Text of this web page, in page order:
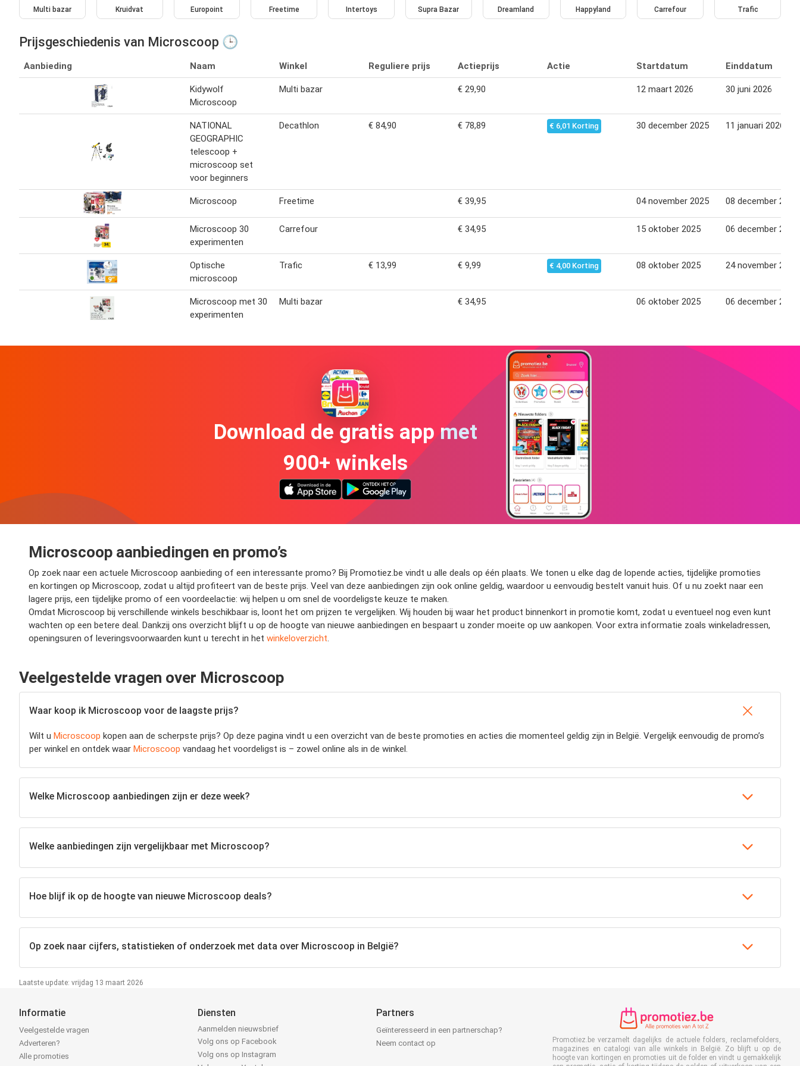
Multi bazar Kruidvat Europoint Freetime Intertoys Supra Bazar Dreamland Happyland Carrefour Trafic
Prijsgeschiedenis van Microscoop 🕒
Aanbieding Naam Winkel Reguliere prijs Actieprijs Actie Startdatum Einddatum
Kidywolf
Microscoop
Multi bazar € 29,90 12 maart 2026 30 juni 2026
NATIONAL
GEOGRAPHIC
telescoop +
microscoop set
voor beginners
Decathlon € 84,90 € 78,89 € 6,01 Korting 30 december 2025 11 januari 2026
Microscoop Freetime € 39,95 04 november 2025 08 december 2025
Microscoop 30
experimenten
Carrefour € 34,95 15 oktober 2025 06 december 2025
Optische
microscoop
Trafic € 13,99 € 9,99 € 4,00 Korting 08 oktober 2025 24 november 2025
Microscoop met 30
experimenten
Multi bazar € 34,95 06 oktober 2025 06 december 2025
Download de gratis app met
900+ winkels
Microscoop aanbiedingen en promo’s
Op zoek naar een actuele Microscoop aanbieding of een interessante promo? Bij Promotiez.be vindt u alle deals op één plaats. We tonen u elke dag de lopende acties, tijdelijke promoties
en kortingen op Microscoop, zodat u altijd profiteert van de beste prijs. Veel van deze aanbiedingen zijn ook online geldig, waardoor u eenvoudig bestelt vanuit huis. Of u nu zoekt naar een
lagere prijs, een tijdelijke promo of een voordeelactie: wij helpen u om snel de voordeligste keuze te maken.
Omdat Microscoop bij verschillende winkels beschikbaar is, loont het om prijzen te vergelijken. Wij houden bij waar het product binnenkort in promotie komt, zodat u eventueel nog even kunt
wachten op een betere deal. Dankzij ons overzicht blijft u op de hoogte van nieuwe aanbiedingen en bespaart u zonder moeite op uw aankopen. Voor extra informatie zoals winkeladressen,
openingsuren of leveringsvoorwaarden kunt u terecht in het winkeloverzicht
Veelgestelde vragen over Microscoop
Waar koop ik Microscoop voor de laagste prijs?
Wilt u Microscoop kopen aan de scherpste prijs? Op deze pagina vindt u een overzicht van de beste promoties en acties die momenteel geldig zijn in België. Vergelijk eenvoudig de promo’s
per winkel en ontdek waar Microscoop vandaag het voordeligst is – zowel online als in de winkel.
Welke Microscoop aanbiedingen zijn er deze week?
Welke aanbiedingen zijn vergelijkbaar met Microscoop?
Hoe blijf ik op de hoogte van nieuwe Microscoop deals?
Op zoek naar cijfers, statistieken of onderzoek met data over Microscoop in België?
Laatste update: vrijdag 13 maart 2026
Informatie
Veelgestelde vragen
Adverteren?
Alle promoties
Diensten
Aanmelden nieuwsbrief
Volg ons op Facebook
Volg ons op Instagram
Partners
Geïnteresseerd in een partnerschap?
Neem contact op
Promotiez.be verzamelt dagelijks de actuele folders, reclamefolders,
magazines en catalogi van alle winkels in België. Zo blijft u op de
hoogte van kortingen en promoties uit de folder en vindt u gemakkelijk